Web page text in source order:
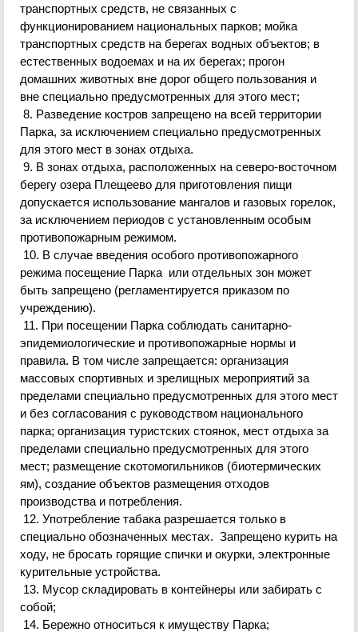
транспортных средств, не связанных с
функционированием национальных парков; мойка
транспортных средств на берегах водных объектов; в
естественных водоемах и на их берегах; прогон
домашних животных вне дорог общего пользования и
вне специально предусмотренных для этого мест;
8. Разведение костров запрещено на всей территории
Парка, за исключением специально предусмотренных
для этого мест в зонах отдыха.
9. В зонах отдыха, расположенных на северо-восточном
берегу озера Плещеево для приготовления пищи
допускается использование мангалов и газовых горелок,
за исключением периодов с установленным особым
противопожарным режимом.
10. В случае введения особого противопожарного
режима посещение Парка или отдельных зон может
быть запрещено (регламентируется приказом по
учреждению).
11. При посещении Парка соблюдать санитарно-
эпидемиологические и противопожарные нормы и
правила. В том числе запрещается: организация
массовых спортивных и зрелищных мероприятий за
пределами специально предусмотренных для этого мест
и без согласования с руководством национального
парка; организация туристских стоянок, мест отдыха за
пределами специально предусмотренных для этого
мест; размещение скотомогильников (биотермических
ям), создание объектов размещения отходов
производства и потребления.
12. Употребление табака разрешается только в
специально обозначенных местах. Запрещено курить на
ходу, не бросать горящие спички и окурки, электронные
курительные устройства.
13. Мусор складировать в контейнеры или забирать с
собой;
14. Бережно относиться к имуществу Парка;